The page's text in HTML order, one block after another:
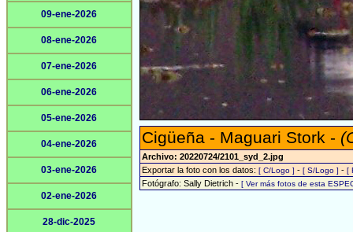
09-ene-2026
08-ene-2026
07-ene-2026
06-ene-2026
05-ene-2026
04-ene-2026
03-ene-2026
02-ene-2026
28-dic-2025
Cigüeña - Maguari Stork -
Archivo: 20220724/2101_syd_2.jpg
Exportar la foto con los datos: [ C/Logo ] - [ S/Logo ] - [
Fotógrafo: Sally Dietrich - [ Ver más fotos de esta